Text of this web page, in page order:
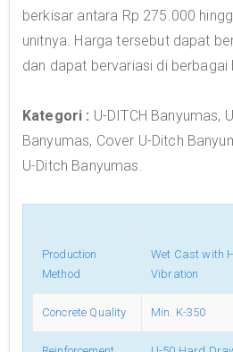
berkisar antara Rp 275.000
unitnya. Harga tersebut dapat
dan dapat bervariasi di berbagai
Kategori : U-DITCH Banyumas,
Banyumas, Cover U-Ditch
U-Ditch Banyumas.
Production
Method
Wet Cast with
Vibration
Concrete Quality Min. K-350